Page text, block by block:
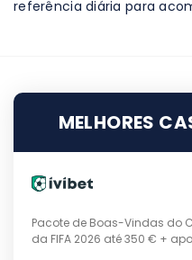
referência diária para
MELHORES
Pacote de Boas-Vindas do
da FIFA 2026 até 350 € +